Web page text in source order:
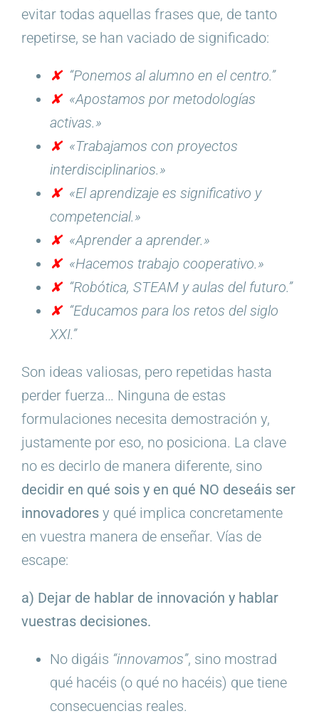
evitar todas aquellas frases que, de tanto
repetirse, se han vaciado de significado:
✘“Ponemos al alumno en el centro.”
✘«Apostamos por metodologías
activas.»
✘«Trabajamos con proyectos
interdisciplinarios.»
✘«El aprendizaje es significativo y
competencial.»
✘«Aprender a aprender.»
✘«Hacemos trabajo cooperativo.»
✘“Robótica, STEAM y aulas del futuro.”
✘“Educamos para los retos del siglo
XXI.”
Son ideas valiosas, pero repetidas hasta
perder fuerza… Ninguna de estas
formulaciones necesita demostración y,
justamente por eso, no posiciona. La clave
no es decirlo de manera diferente, sino
decidir en qué sois y en qué NO deseáis ser
innovadoresy qué implica concretamente
en vuestra manera de enseñar. Vías de
escape:
a) Dejar de hablar de innovación y hablar
vuestras decisiones.
No digáis “innovamos”, sino mostrad
qué hacéis (o qué no hacéis) que tiene
consecuencias reales.